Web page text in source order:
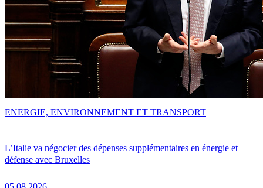
L’Italie va négocier des dépenses supplémentaires en énergie et
défense avec Bruxelles
ENERGIE, ENVIRONNEMENT ET TRANSPORT